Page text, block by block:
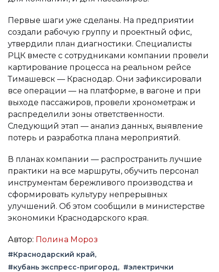
Первые шаги уже сделаны. На предприятии
создали рабочую группу и проектный офис,
утвердили план диагностики. Специалисты
РЦК вместе с сотрудниками компании провели
картирование процесса на реальном рейсе
Тимашевск — Краснодар. Они зафиксировали
все операции — на платформе, в вагоне и при
выходе пассажиров, провели хронометраж и
распределили зоны ответственности.
Следующий этап — анализ данных, выявление
потерь и разработка плана мероприятий.
В планах компании — распространить лучшие
практики на все маршруты, обучить персонал
инструментам бережливого производства и
сформировать культуру непрерывных
улучшений. Об этом сообщили в министерстве
экономики Краснодарского края.
Автор: Полина Мороз
#Краснодарский край
#кубань экспресс-пригород
#электрички